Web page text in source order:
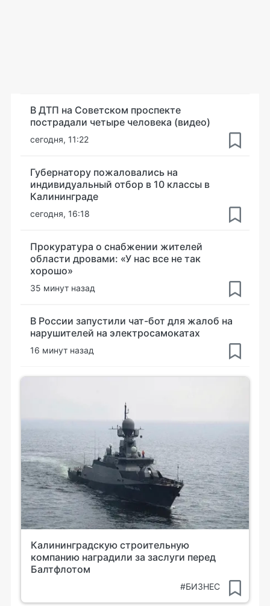
В ДТП на Советском проспекте
пострадали четыре человека (видео)
сегодня, 11:22
Губернатору пожаловались на
индивидуальный отбор в 10 классы в
Калининграде
сегодня, 16:18
Прокуратура о снабжении жителей
области дровами: «У нас все не так
хорошо»
35 минут назад
В России запустили чат-бот для жалоб на
нарушителей на электросамокатах
16 минут назад
Калининградскую строительную
компанию наградили за заслуги перед
Балтфлотом
#БИЗНЕС